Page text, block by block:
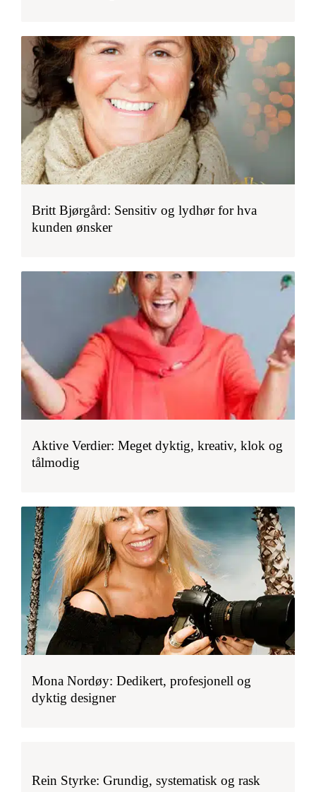
Britt Bjørgård: Sensitiv og lydhør for hva
kunden ønsker
Aktive Verdier: Meget dyktig, kreativ, klok og
tålmodig
Mona Nordøy: Dedikert, profesjonell og
dyktig designer
Rein Styrke: Grundig, systematisk og rask